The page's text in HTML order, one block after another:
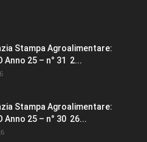
Stampa Agroalimentare:
Anno 25 – n° 31 2...
Stampa Agroalimentare:
Anno 25 – n° 30 26...